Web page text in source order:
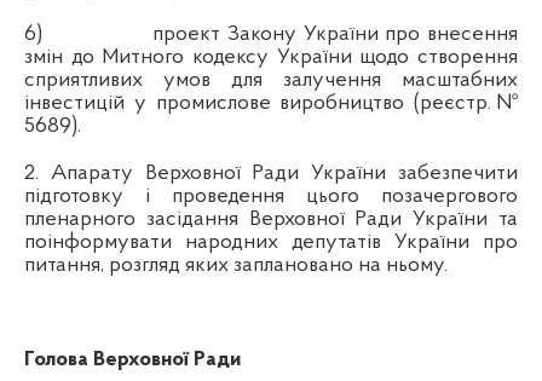
6) проект Закону України про внесення
змін до Митного кодексу України щодо створення
сприятливих умов для залучення масштабних
інвестицій у промислове виробництво (реєстр.№
5689).
2. Апарату Верховної Ради України забезпечити
підготовку і проведення цього позачергового
пленарного засідання Верховної Ради України та
поінформувати народних депутатів України про
питання, розгляд яких заплановано на ньому.
Голова Верховної Ради